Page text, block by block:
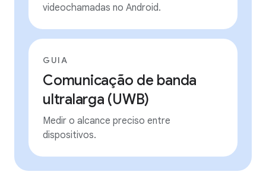
videochamadas no Android.
GUIA
Comunicação de banda
ultralarga (UWB)
Medir o alcance preciso entre
dispositivos.